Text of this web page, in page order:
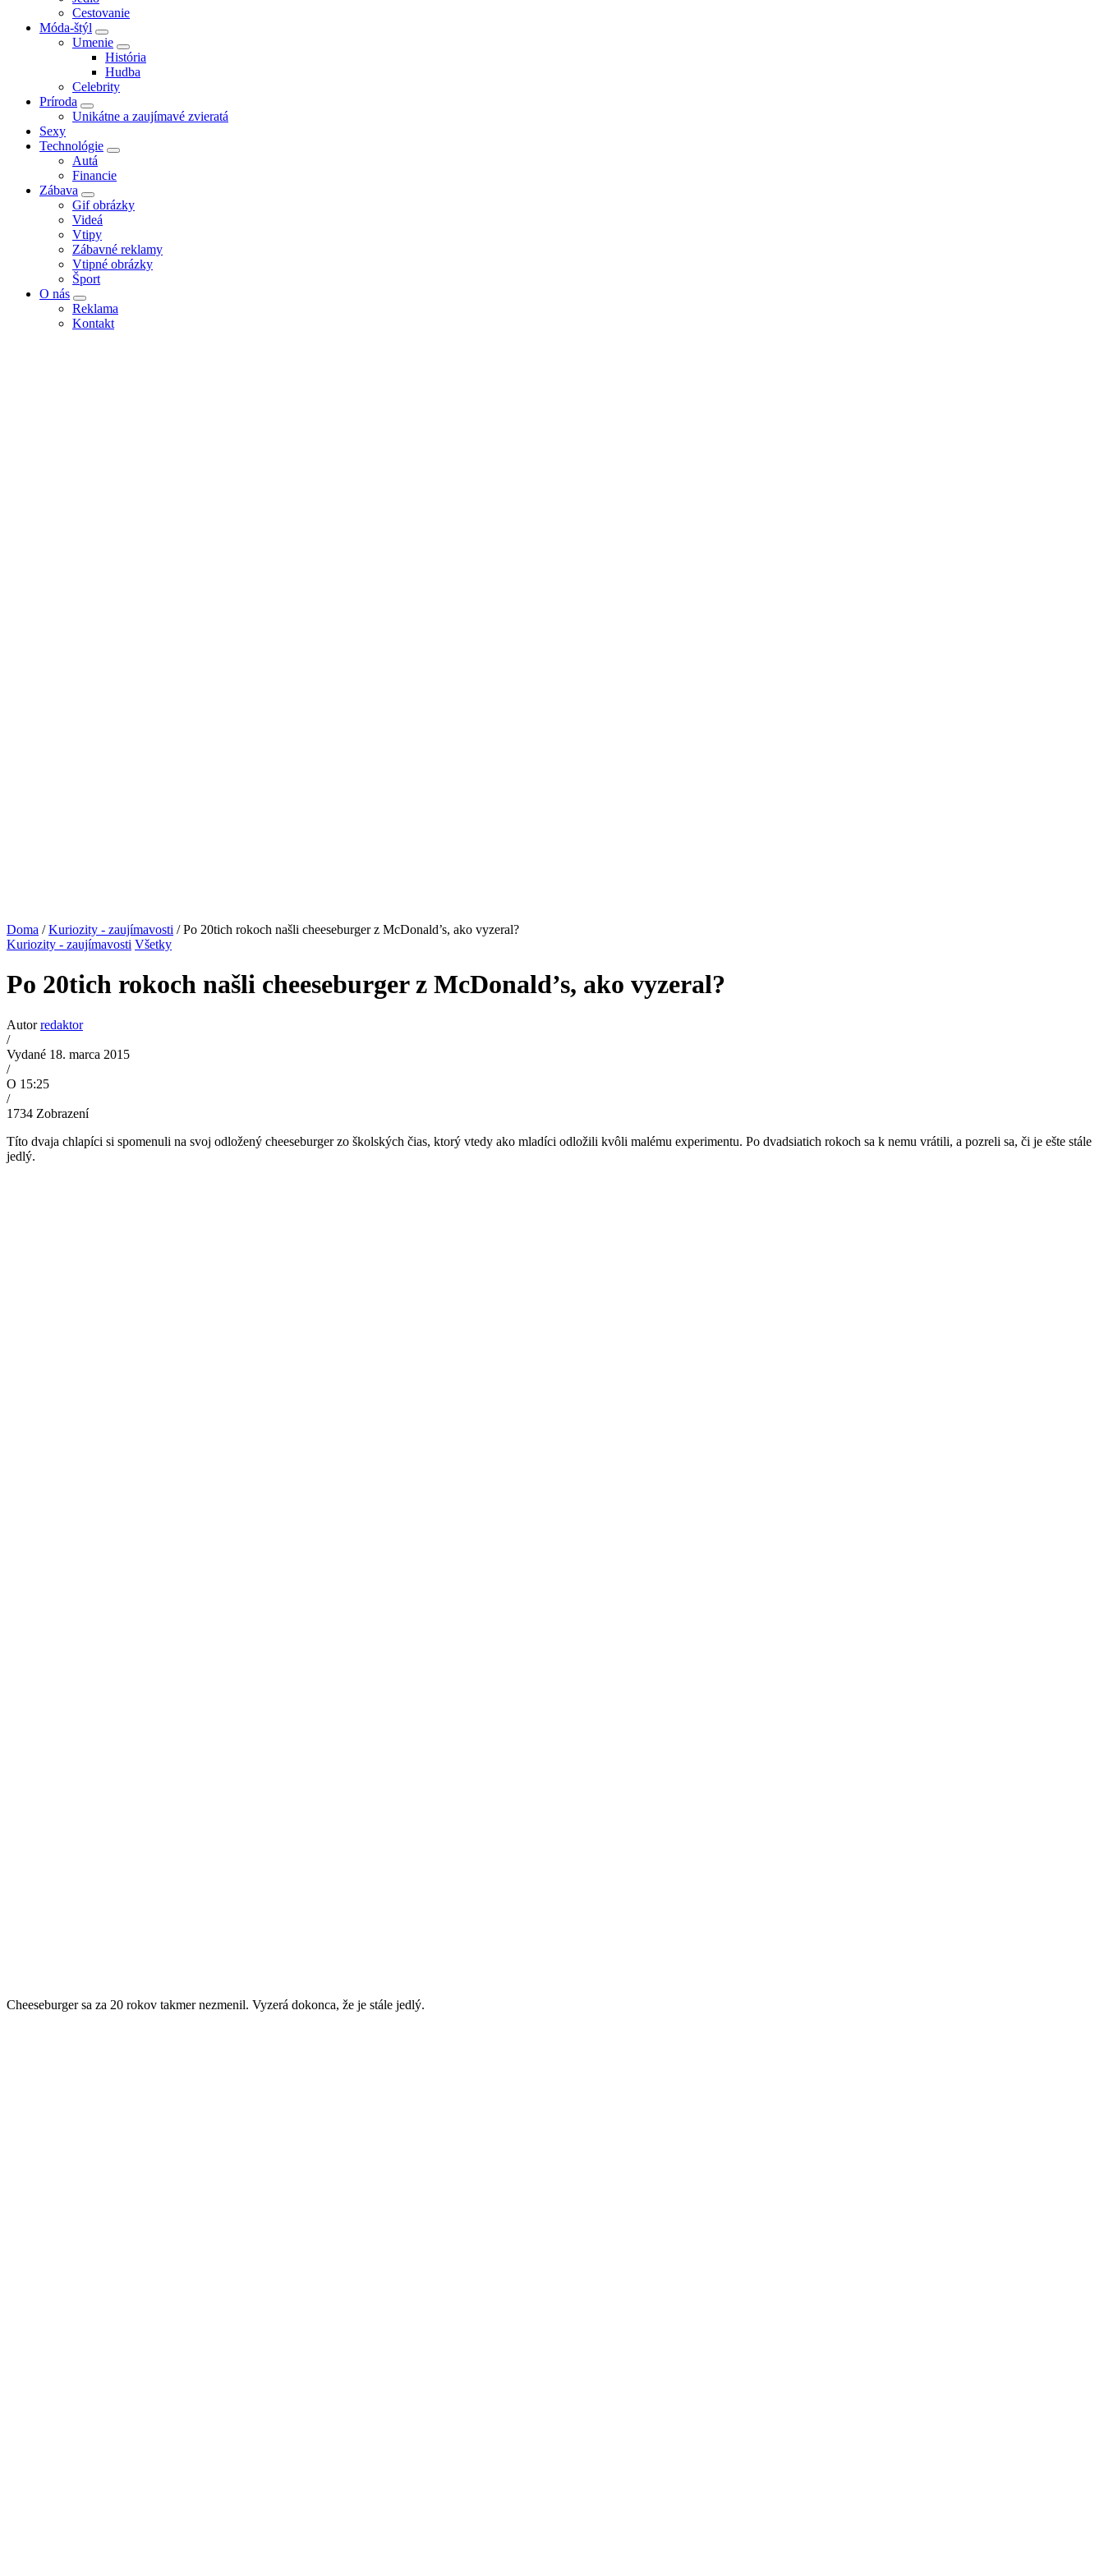
Cestovanie
Móda-štýl
Umenie
História
Hudba
Celebrity
Príroda
Unikátne a zaujímavé zvieratá
Sexy
Technológie
Autá
Financie
Zábava
Gif obrázky
Videá
Vtipy
Zábavné reklamy
Vtipné obrázky
Šport
O nás
Reklama
Kontakt
Doma /Kuriozity - zaujímavosti / Po 20tich rokoch našli cheeseburger z McDonald’s, ako vyzeral?
Kuriozity - zaujímavosti Všetky
Po 20tich rokoch našli cheeseburger z McDonald’s, ako vyzeral?
Autorredaktor
/
Vydané 18. marca 2015
/
O 15:25
/
1734 Zobrazení
Títo dvaja chlapíci si spomenuli na svoj odložený cheeseburger zo školských čias, ktorý vtedy ako mladíci odložili kvôli malému experimentu. Po dvadsiatich rokoch sa k nemu vrátili, a pozreli sa, či je ešte stále
jedlý.
Cheeseburger sa za 20 rokov takmer nezmenil. Vyzerá dokonca, že je stále jedlý.